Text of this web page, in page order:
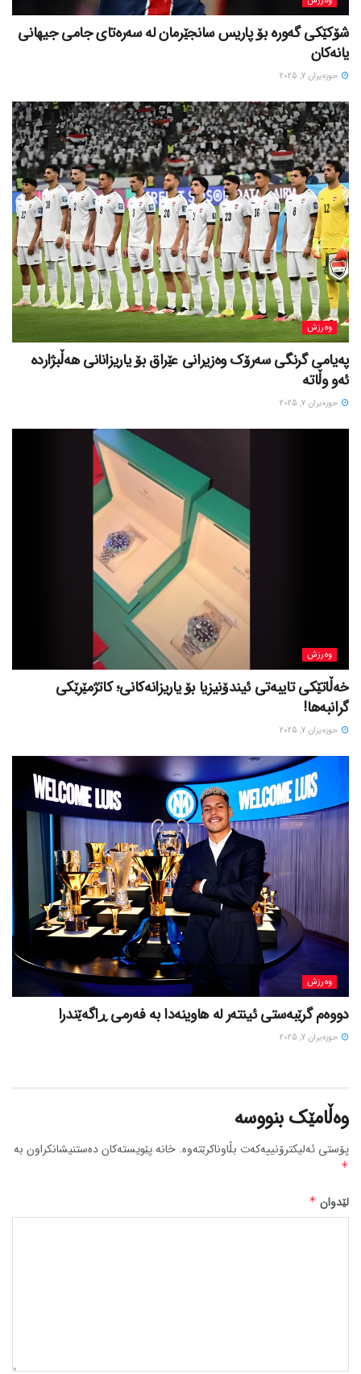
شۆکێکی گەورە بۆ پاریس سانجێرمان لە سەرەتای جامی جیهانی
یانەکان
حوزه‌یران 7, 2025
وەرزش
پەیامی گرنگی سەرۆک وەزیرانی عێراق بۆ یاریزانانی هەڵبژارده
ئەو وڵاتە
حوزه‌یران 7, 2025
وەرزش
خەڵاتێکی تایبەتی ئیندۆنیزیا بۆ یاریزانەکانی؛ کاتژمێرێکی
گرانبەها!
حوزه‌یران 7, 2025
وەرزش
دووەم گرێبەستی ئینتەر لە هاوینەدا بە فەرمی ڕاگەێندرا
حوزه‌یران 7, 2025
وەڵامێک بنووسە
پۆستی ئەلیکترۆنییەکەت بڵاوناکرێتەوە. خانە پێویستەکان دەستنیشانکراون بە
*
لێدوان *